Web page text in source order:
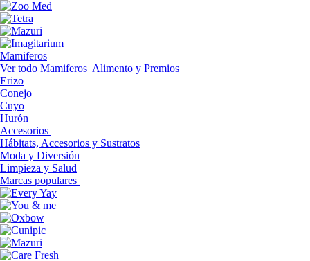
Mamiferos
Ver todo Mamiferos Alimento y Premios
Erizo
Conejo
Cuyo
Hurón
Accesorios
Hábitats, Accesorios y Sustratos
Moda y Diversión
Limpieza y Salud
Marcas populares